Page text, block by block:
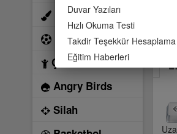
Duvar Yazıları
Hızlı Okuma Testi
Takdir Teşekkür Hesaplama
Eğitim Haberleri
Boyama
Futbol
Çocuk
Angry Birds
Silah